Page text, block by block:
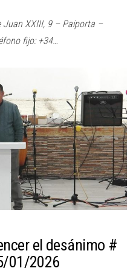
XXIII, 9 – Paiporta –
fijo: +34…
el desánimo #
01/2026